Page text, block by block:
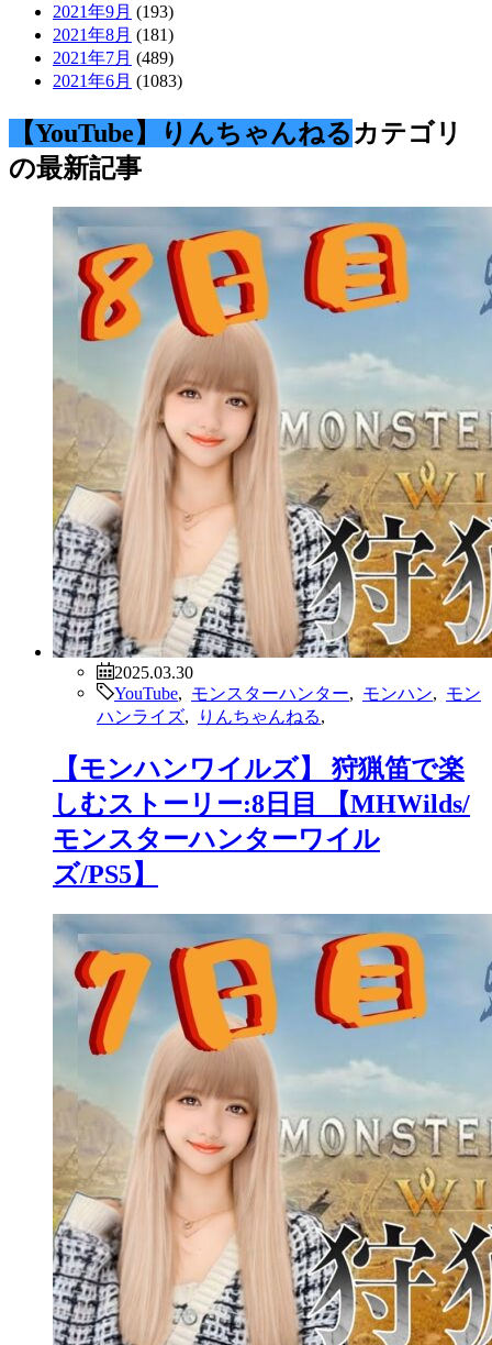
2021年9月 (193)
2021年8月 (181)
2021年7月 (489)
2021年6月 (1083)
【YouTube】りんちゃんねる カテゴリ
の最新記事
2025.03.30
YouTube
モンスターハンター モンハン
モン
ハンライズ
りんちゃんねる
【モンハンワイルズ】 狩猟笛で楽
しむストーリー:8日目 【MHWilds/
モンスターハンターワイル
ズ/PS5】